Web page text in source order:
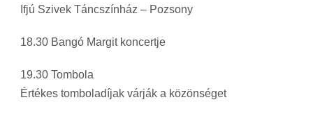
Ifjú Szivek Táncszínház – Pozsony
18.30 Bangó Margit koncertje
19.30 Tombola
Értékes tomboladíjak várják a közönséget